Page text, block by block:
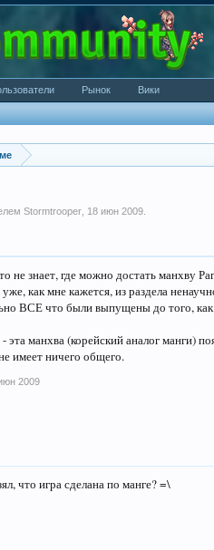
Stormtrooper 18 июн 2009
не знает, где можно достать манхву
как мне кажется, из раздела
ВСЕ что были выпущены до того,
- эта манхва (корейский аналог манги)
имеет ничего общего.
2009
что игра сделана по манге? =\
Рынок Вики